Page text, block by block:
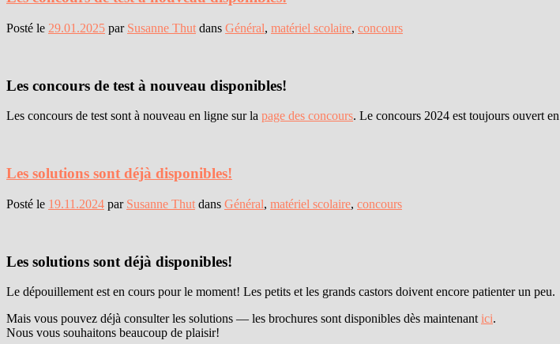
Posté le 29.01.2025 par Susanne Thut dans Général, matériel scolaire, concours
Les concours de test à nouveau disponibles!
Les concours de test sont à nouveau en ligne sur la page des concours. Le concours 2024 est toujours ouvert en
Les solutions sont déjà disponibles!
Posté le 19.11.2024 par Susanne Thut dans Général, matériel scolaire, concours
Les solutions sont déjà disponibles!
Le dépouillement est en cours pour le moment! Les petits et les grands castors doivent encore patienter un peu.
Mais vous pouvez déjà consulter les solutions — les brochures sont disponibles dès maintenant ici.
Nous vous souhaitons beaucoup de plaisir!